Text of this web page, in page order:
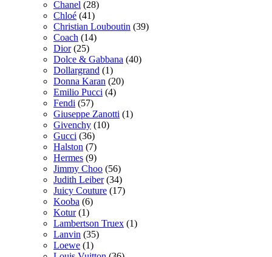
Chanel (28)
Chloé (41)
Christian Louboutin (39)
Coach (14)
Dior(25)
Dolce & Gabbana (40)
Dollargrand (1)
Donna Karan (20)
Emilio Pucci (4)
Fendi (57)
Giuseppe Zanotti (1)
Givenchy (10)
Gucci (36)
Halston (7)
Hermes (9)
Jimmy Choo (56)
Judith Leiber(34)
Juicy Couture (17)
Kooba (6)
Kotur(1)
Lambertson Truex (1)
Lanvin (35)
Loewe (1)